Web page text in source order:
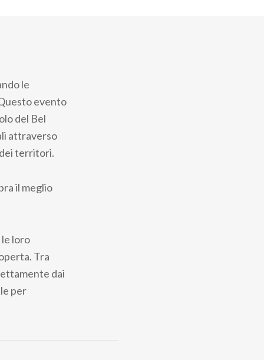
le
evento
del Bel
attraverso
territori.
il meglio
loro
Tra
dai
per